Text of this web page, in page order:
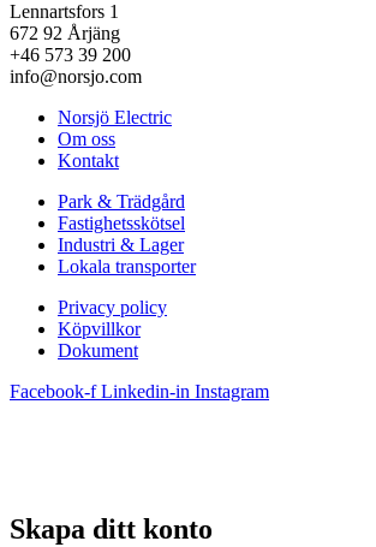
Lennartsfors 1
672 92 Årjäng
+46 573 39 200
info@norsjo.com
Norsjö Electric
Om oss
Kontakt
Park & Trädgård
Fastighetsskötsel
Industri & Lager
Lokala transporter
Privacy policy
Köpvillkor
Dokument
Facebook-f Linkedin-in Instagram
Skapa ditt konto